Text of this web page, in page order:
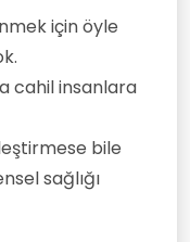
için öyle
cahil insanlara
bile
sağlığı